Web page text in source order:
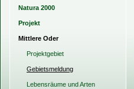
Natura 2000
Projekt
Mittlere Oder
Projektgebiet
Gebietsmeldung
Lebensräume und Arten